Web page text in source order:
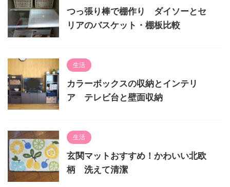
つっ張り棒で棚作り ダイソーとセ
リアのバスケット・棚板比較
生活
カラーボックスの収納とインテリ
ア テレビ台と壁面収納
生活
玄関マットおすすめ！かわいい北欧
柄 洗えて清潔